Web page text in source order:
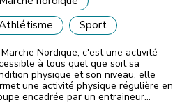
Sport
Nordique, c'est une activité
à tous quel que soit sa
physique et son niveau, elle
une activité physique régulière en
encadrée par un entraineur